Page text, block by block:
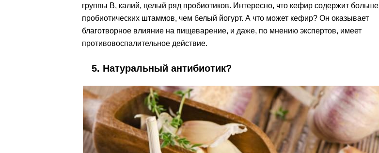
группы В, калий, целый ряд пробиотиков. Интересно, что кефир содержит больше
пробиотических штаммов, чем белый йогурт. А что может кефир? Он оказывает
благотворное влияние на пищеварение, и даже, по мнению экспертов, имеет
противовоспалительное действие.
5. Натуральный антибиотик?